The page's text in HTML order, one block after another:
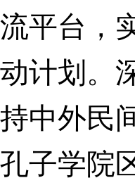
流平台，
动计划。
持中外民
孔子学院